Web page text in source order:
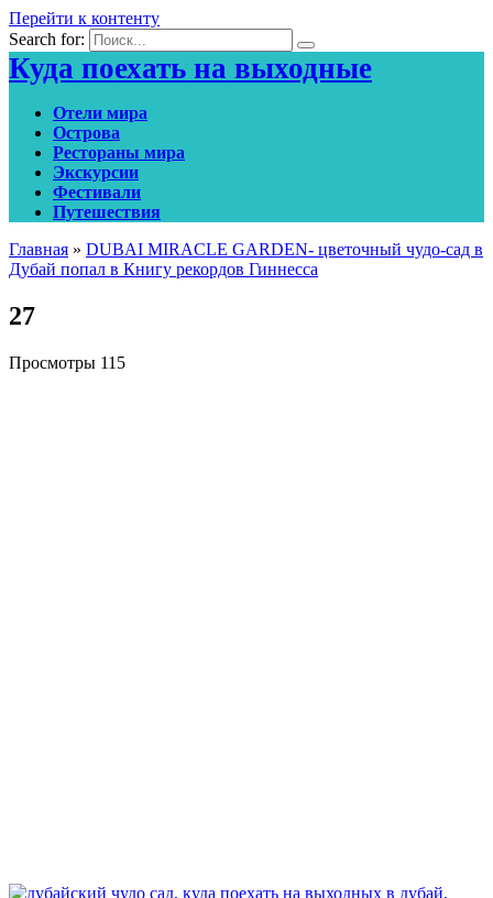
Перейти к контенту
Search for:
Куда поехать на выходные
Отели мира
Острова
Рестораны мира
Экскурсии
Фестивали
Путешествия
Главная » DUBAI MIRACLE GARDEN- цветочный чудо-сад в
Дубай попал в Книгу рекордов Гиннесса
27
Просмотры 115